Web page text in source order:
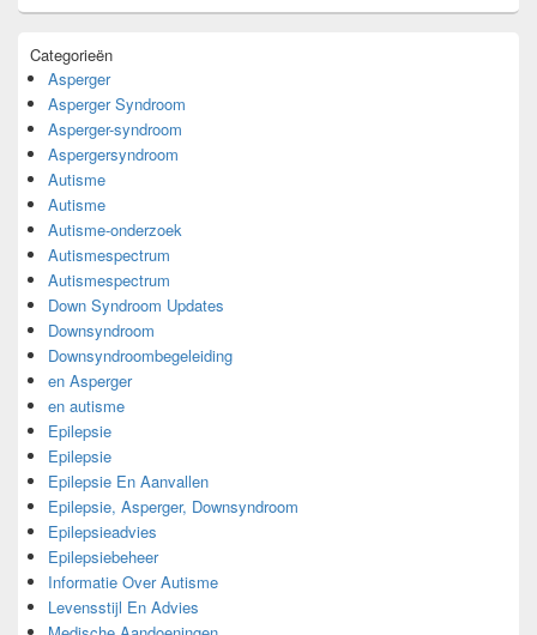
Categorieën
Asperger
Asperger Syndroom
Asperger-syndroom
Aspergersyndroom
Autisme
Autisme
Autisme-onderzoek
Autismespectrum
Autismespectrum
Down Syndroom Updates
Downsyndroom
Downsyndroombegeleiding
en Asperger
en autisme
Epilepsie
Epilepsie
Epilepsie En Aanvallen
Epilepsie, Asperger, Downsyndroom
Epilepsieadvies
Epilepsiebeheer
Informatie Over Autisme
Levensstijl En Advies